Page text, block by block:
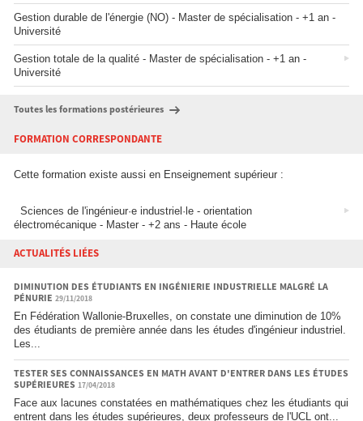
Gestion durable de l'énergie (NO) - Master de spécialisation - +1 an -
Université
Gestion totale de la qualité - Master de spécialisation - +1 an -
Université
Toutes les formations postérieures
FORMATION CORRESPONDANTE
Cette formation existe aussi en Enseignement supérieur :
Sciences de l'ingénieur·e industriel·le - orientation
électromécanique - Master - +2 ans - Haute école
ACTUALITÉS LIÉES
DIMINUTION DES ÉTUDIANTS EN INGÉNIERIE INDUSTRIELLE MALGRÉ LA
PÉNURIE 29/11/2018
En Fédération Wallonie-Bruxelles, on constate une diminution de 10%
des étudiants de première année dans les études d'ingénieur industriel.
Les...
TESTER SES CONNAISSANCES EN MATH AVANT D'ENTRER DANS LES ÉTUDES
SUPÉRIEURES 17/04/2018
Face aux lacunes constatées en mathématiques chez les étudiants qui
entrent dans les études supérieures, deux professeurs de l'UCL ont...